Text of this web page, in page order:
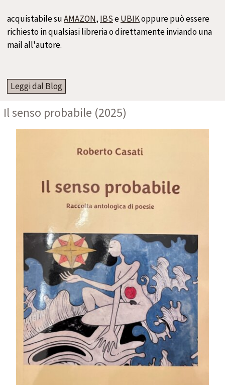
acquistabile suAMAZON,IBSeUBIKoppure può essere
richiesto in qualsiasi libreria o direttamente inviando una
mail all'autore.
Leggi dal Blog
Il senso probabile (2025)